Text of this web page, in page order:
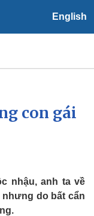
English
con gái
nhậu, anh ta về
nhưng do bất cẩn